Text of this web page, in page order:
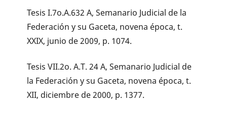
Tesis I.7o.A.632 A, Semanario Judicial de la
Federación y su Gaceta, novena época, t.
XXIX, junio de 2009, p. 1074.
Tesis VII.2o. A.T. 24 A, Semanario Judicial de
la Federación y su Gaceta, novena época, t.
XII, diciembre de 2000, p. 1377.